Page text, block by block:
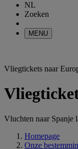
NL
Zoeken
MENU
Vliegtickets naar
Vluchten naar Spanje
Homepage
Onze